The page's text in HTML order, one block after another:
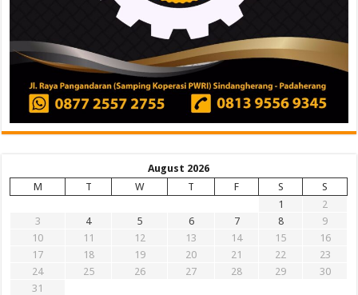
August 2026
M
T W T F S
S
1
2
3
4 5 6 7 8
9
10
11 12 13 14 15
16
17
18 19 20 21 22
23
24
25 26 27 28 29
30
31